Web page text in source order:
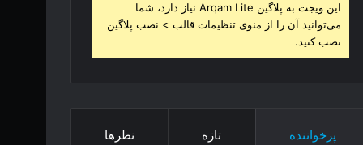
این ویجت به پلاگین Arqam Lite نیاز دارد، شما
می‌توانید آن را از منوی تنظیمات قالب > نصب پلاگین
نصب کنید.
پرخواننده تازه نظرها